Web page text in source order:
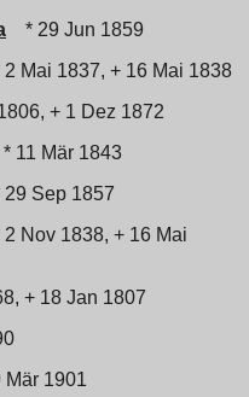
* 29 Jun 1859
2 Mai 1837, + 16 Mai 1838
+ 1 Dez 1872
* 11 Mär 1843
29 Sep 1857
2 Nov 1838, + 16 Mai
+ 18 Jan 1807
Mär 1901